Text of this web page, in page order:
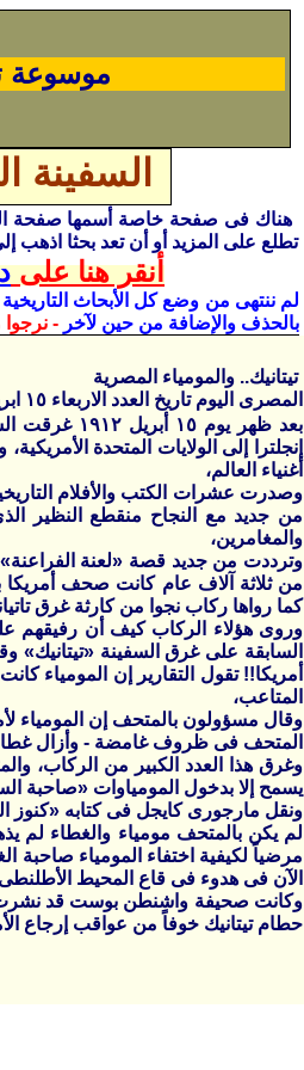
موسوعة
السفينة
تطلع على المزيد أو أن تعد بحثا
أنقر هنا على
لم ننتهى من وضع كل الأبحاث التاريخية
بالحذف والإضافة من حين لآخر -
تيتانيك.. والمومياء المصرية
المصرى اليوم تاريخ العدد الاربعاء ١٥ ابريل ٢٠٠٩ عدد ١٧٦٧ عادل يونس باكوس - محطة السوق- إسكندرية
بعد ظهر
أغنياء العالم،
وصدرت عشرات الكتب والأفلام
من جديد مع النجاح منقطع النظير
والمغامرين،
وترددت من جديد قصة «لعنة
من ثلاثة آلاف عام كانت صحف أمريكا
كما رواها ركاب نجوا من كارثة غرق
وروى هؤلاء الركاب كيف أن رفيقهم
السابقة على غرق السفينة «تيتانيك»
أمريكا!! تقول التقارير إن المومياء
المتاعب،
المتحف فى ظروف غامضة - وأزال غطاء
وغرق هذا العدد الكبير من الركاب،
يسمح إلا بدخول المومياوات «صاحبة
لم يكن بالمتحف مومياء والغطاء لم
مرضياً لكيفية اختفاء المومياء صاحبة
الآن فى هدوء فى قاع المحيط
حطام تيتانيك خوفاً من عواقب إرجاع